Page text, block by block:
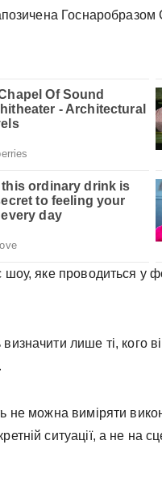
яке проводиться у
лише ті, кого
не можна виміряти
ситуації, а не на